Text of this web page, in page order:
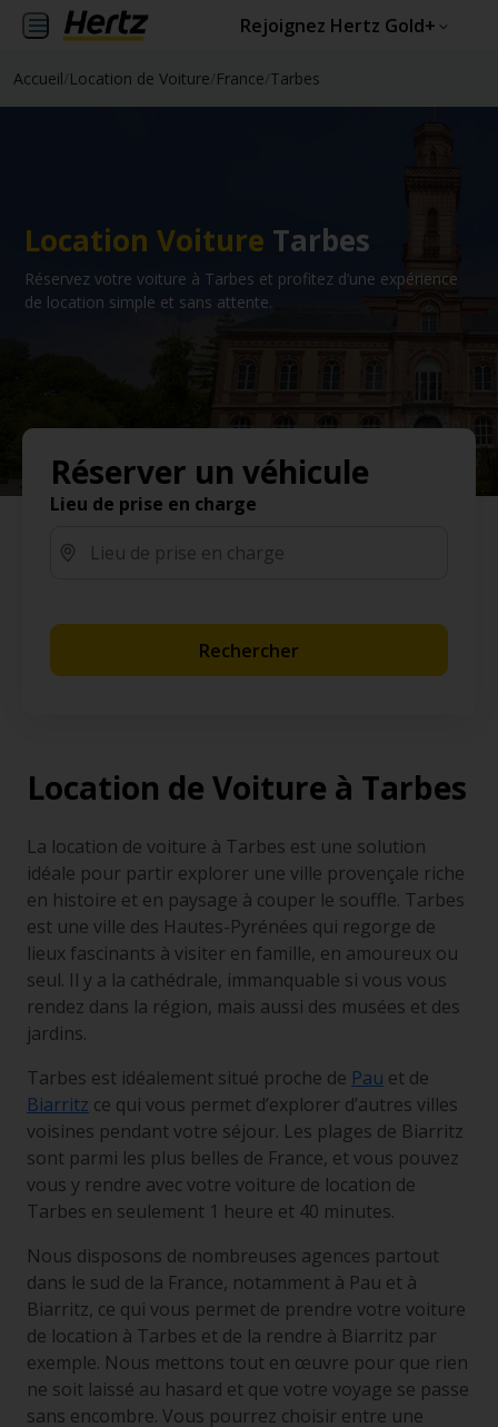
Rejoignez Hertz Gold+
Accueil Location de Voiture France Tarbes
Location Voiture Tarbes
Réservez votre voiture à Tarbes et profitez d’une expérience
de location simple et sans attente.
Réserver un véhicule
Lieu de prise en charge
Rechercher
Location de Voiture à Tarbes
La location de voiture à Tarbes est une solution
idéale pour partir explorer une ville provençale riche
en histoire et en paysage à couper le souffle. Tarbes
est une ville des Hautes-Pyrénées qui regorge de
lieux fascinants à visiter en famille, en amoureux ou
seul. Il y a la cathédrale, immanquable si vous vous
rendez dans la région, mais aussi des musées et des
jardins.
Tarbes est idéalement situé proche de Pau et de
Biarritz ce qui vous permet d’explorer d’autres villes
voisines pendant votre séjour. Les plages de Biarritz
sont parmi les plus belles de France, et vous pouvez
vous y rendre avec votre voiture de location de
Tarbes en seulement 1 heure et 40 minutes.
Nous disposons de nombreuses agences partout
dans le sud de la France, notamment à Pau et à
Biarritz, ce qui vous permet de prendre votre voiture
de location à Tarbes et de la rendre à Biarritz par
exemple. Nous mettons tout en œuvre pour que rien
ne soit laissé au hasard et que votre voyage se passe
sans encombre. Vous pourrez choisir entre une